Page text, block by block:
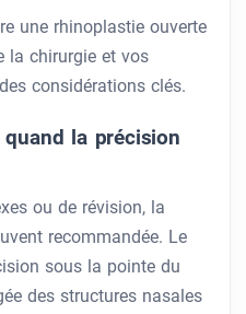
une rhinoplastie ouverte
la chirurgie et vos
considérations clés.
la précision
ou de révision, la
recommandée. Le
sous la pointe du
des structures nasales